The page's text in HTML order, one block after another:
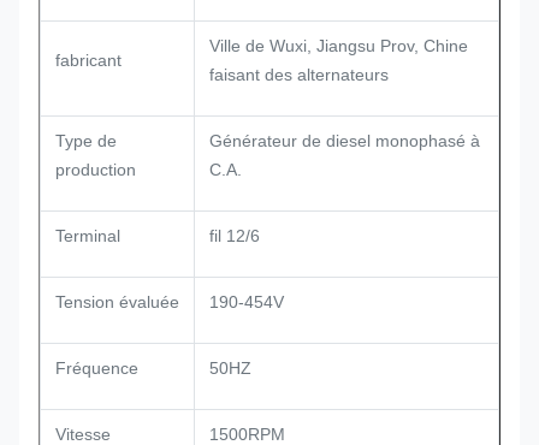
fabricant
Ville de Wuxi, Jiangsu Prov, Chine
faisant des alternateurs
Type de
production
Générateur de diesel monophasé à
C.A.
Terminal fil 12/6
Tension évaluée 190-454V
Fréquence 50HZ
Vitesse 1500RPM